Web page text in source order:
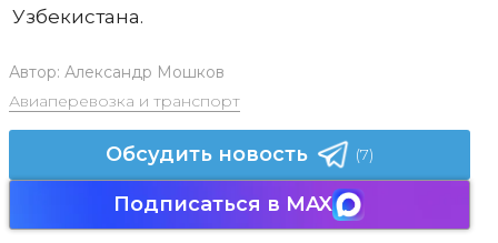
Узбекистана.
Автор: Александр Мошков
Авиаперевозка и транспорт
Обсудить новость (7)
Подписаться в MAX